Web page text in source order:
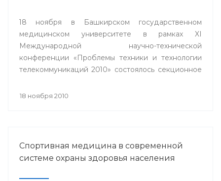
18 ноября в Башкирском государственном
медицинском университете в рамках XI
Международной научно-технической
конференции «Проблемы техники и технологии
телекоммуникаций 2010» состоялось секционное
18 ноября 2010
Спортивная медицина в современной
системе охраны здоровья населения